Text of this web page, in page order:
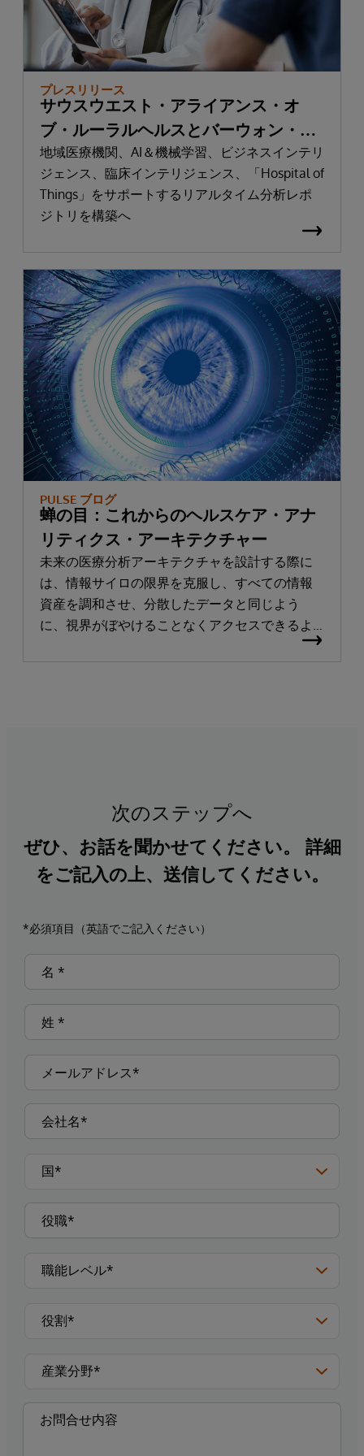
プレスリリース
サウスウエスト・アライアンス・オ
ブ・ルーラルヘルスとバーウォン・ヘ
ルス
地域医療機関、AI＆機械学習、ビジネスインテリ
ジェンス、臨床インテリジェンス、「Hospital of
Things」をサポートするリアルタイム分析レポ
ジトリを構築へ
PULSE ブログ
蝉の目：これからのヘルスケア・アナ
リティクス・アーキテクチャー
未来の医療分析アーキテクチャを設計する際に
は、情報サイロの限界を克服し、すべての情報
資産を調和させ、分散したデータと同じよう
に、視界がぼやけることなくアクセスできるよ
次のステップへ
ぜひ、お話を聞かせてください。 詳細
をご記入の上、送信してください。
*必須項目（英語でご記入ください）